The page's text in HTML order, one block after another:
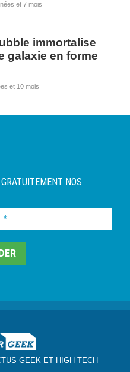
et 7 mois
immortalise
galaxie en forme
et 10 mois
NOS
GEEK ET HIGH TECH